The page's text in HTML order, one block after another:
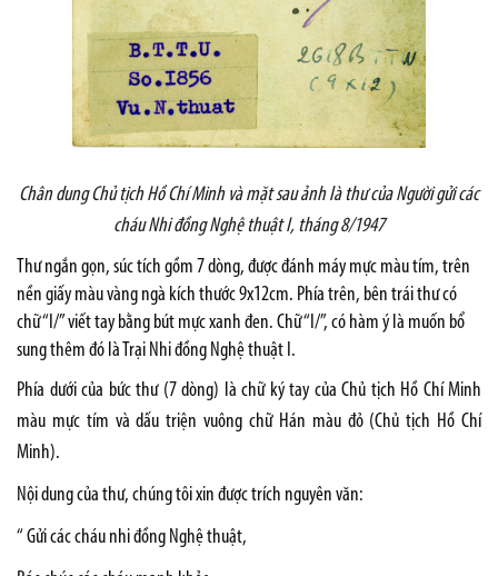
Chân dung Chủ tịch Hồ Chí Minh và mặt sau ảnh là thư của Ngườigửi các
cháu Nhi đồng Nghệ thuật I, tháng 8/1947
Thư ngắn gọn, súc tích gồm 7 dòng, được đánh máy mực màu tím, trên
nền giấy màu vàng ngà kích thước 9x12cm. Phía trên, bên trái thư có
chữ “I/” viết tay bằng bút mực xanh đen. Chữ “I/”, có hàm ý là muốn bổ
sung thêm đó là Trại Nhi đồng Nghệ thuật I.
Phía dưới của bức thư (7 dòng) là chữ ký tay của Chủ tịch Hồ Chí Minh
màu mực tím và dấu triện vuông chữ Hán màu đỏ (Chủ tịch Hồ Chí
Minh).
Nội dung của thư, chúng tôi xin được trích nguyên văn:
“ Gửi các cháu nhi đồng Nghệ thuật,